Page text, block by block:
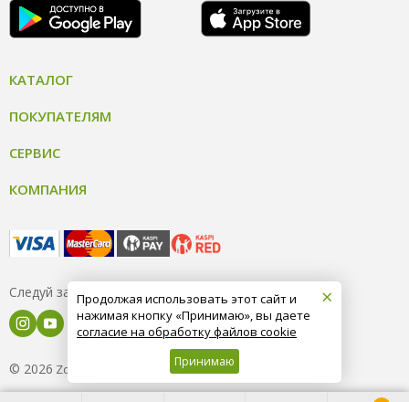
КАТАЛОГ
ПОКУПАТЕЛЯМ
СЕРВИС
КОМПАНИЯ
Следуй за нами
© 2026 ZooOptTorg.KZ 8 (800) 004-09-40
×
Продолжая использовать этот сайт и
нажимая кнопку «Принимаю», вы даете
согласие на обработку файлов cookie
Принимаю